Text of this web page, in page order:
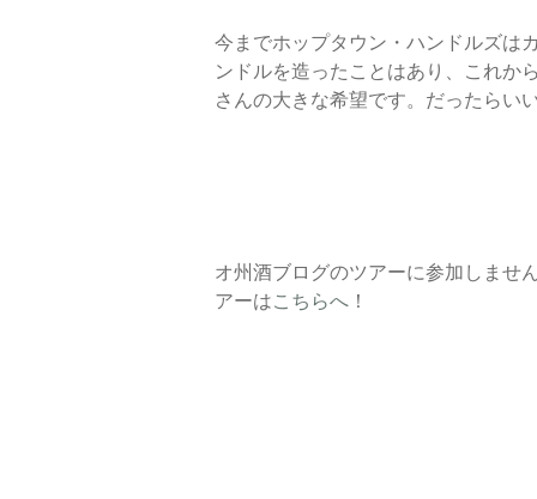
今までホップタウン・ハンドルズは
ンドルを造ったことはあり、これか
さんの大きな希望です。だったらい
　　　　　　　　　　　　　
オ州酒ブログのツアーに参加しませ
アーはこちらへ ！